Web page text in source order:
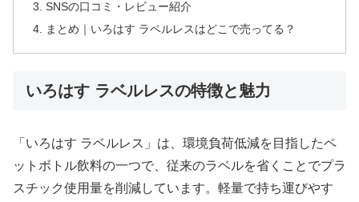
SNSの口コミ・レビュー紹介
まとめ｜いろはす ラベルレスはどこで売ってる？
いろはす ラベルレスの特徴と魅力
「いろはす ラベルレス」は、環境負荷低減を目指したペ
ットボトル飲料の一つで、従来のラベルを省くことでプラ
スチック使用量を削減しています。軽量で持ち運びやす